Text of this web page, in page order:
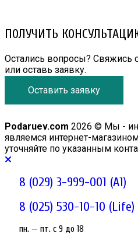
ПОЛУЧИТЬ
Остались вопросы?
или оставь заявку.
Оставить заявку
Podaruev.com 2026 © Мы -
являемся интернет-
уточняйте по указанным
8 (029) 3-999-001 (A1)
8 (025) 530-10-10 (Life)
пн. — пт. c 9 до 18